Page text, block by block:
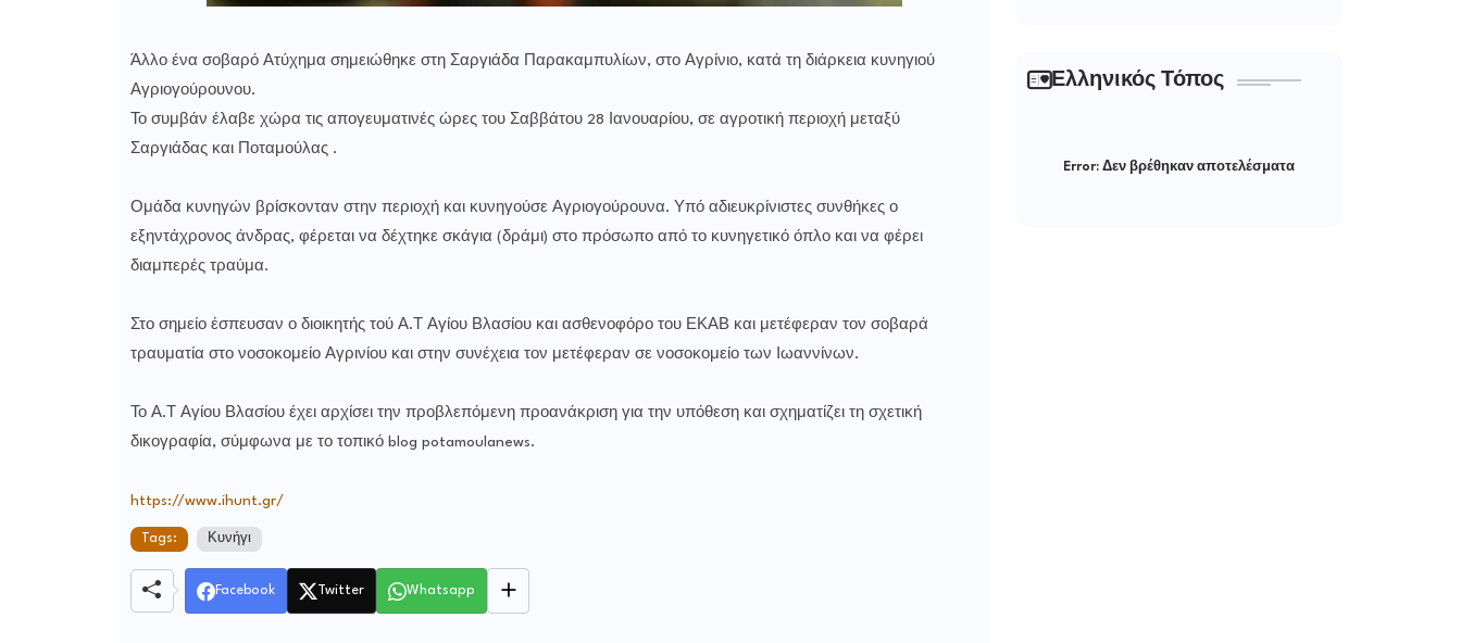
Άλλο ένα σοβαρό Ατύχημα σημειώθηκε στη Σαργιάδα Παρακαμπυλίων, στο Αγρίνιο, κατά τη διάρκεια κυνηγιού
Αγριογούρουνου.
Το συμβάν έλαβε χώρα τις απογευματινές ώρες του Σαββάτου 28 Ιανουαρίου, σε αγροτική περιοχή μεταξύ
Σαργιάδας και Ποταμούλας .
Ομάδα κυνηγών βρίσκονταν στην περιοχή και κυνηγούσε Αγριογούρουνα. Υπό αδιευκρίνιστες συνθήκες ο
εξηντάχρονος άνδρας, φέρεται να δέχτηκε σκάγια (δράμι) στο πρόσωπο από το κυνηγετικό όπλο και να φέρει
διαμπερές τραύμα.
Στο σημείο έσπευσαν ο διοικητής τού Α.Τ Αγίου Βλασίου και ασθενοφόρο του ΕΚΑΒ και μετέφεραν τον σοβαρά
τραυματία στο νοσοκομείο Αγρινίου και στην συνέχεια τον μετέφεραν σε νοσοκομείο των Ιωαννίνων.
Το Α.Τ Αγίου Βλασίου έχει αρχίσει την προβλεπόμενη προανάκριση για την υπόθεση και σχηματίζει τη σχετική
δικογραφία, σύμφωνα με το τοπικό blog potamoulanews.
https://www.ihunt.gr/
Tags: Κυνήγι
Facebook Twitter Whatsapp
Ελληνικός Τόπος
Error: Δεν βρέθηκαν αποτελέσματα